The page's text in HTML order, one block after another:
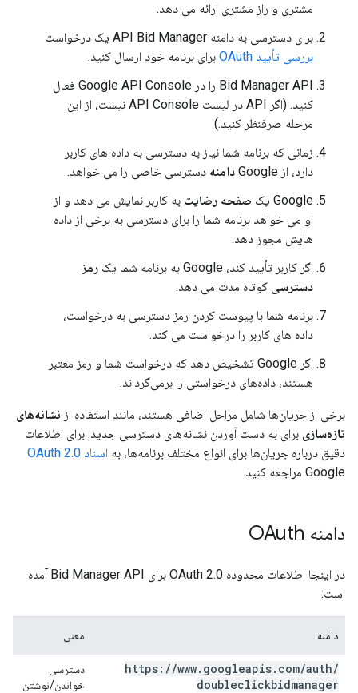
مشتری و راز مشتری ارائه می دهد.
برای دسترسی به دامنه API Bid Manager یک درخواست
بررسی تأیید OAuth
برای برنامه خود ارسال کنید.
Bid Manager API را در Google API Console فعال
کنید. (اگر API در لیست API Console نیست، از این
مرحله صرفنظر کنید.)
زمانی که برنامه شما نیاز به دسترسی به داده های کاربر
دارد، از Google
دامنه دسترسی خاصی را می خواهد.
Google یک
صفحه رضایت به کاربر نمایش می دهد و از
او می خواهد برنامه شما را برای دسترسی به برخی از داده
هایش مجوز دهد.
اگر کاربر تأیید کند، Google به برنامه شما یک
رمز
دسترسی کوتاه مدت می دهد.
برنامه شما با پیوست کردن رمز دسترسی به درخواست،
داده های کاربر را درخواست می کند.
اگر Google تشخیص دهد که درخواست شما و رمز معتبر
هستند، داده‌های درخواستی را برمی‌گرداند.
برخی از جریان‌ها شامل مراحل اضافی هستند، مانند استفاده از نشانه‌های
تازه‌سازی برای به دست آوردن نشانه‌های دسترسی جدید. برای اطلاعات
دقیق درباره جریان‌ها برای انواع مختلف برنامه‌ها، به اسناد OAuth 2.0
Google مراجعه کنید.
دامنه OAuth
در اینجا اطلاعات محدوده OAuth 2.0 برای Bid Manager API آمده
است:
دامنه معنی
https: //www. googleapis. com/auth/
doubleclickbidmanager
دسترسی
خواندن/نوشتن